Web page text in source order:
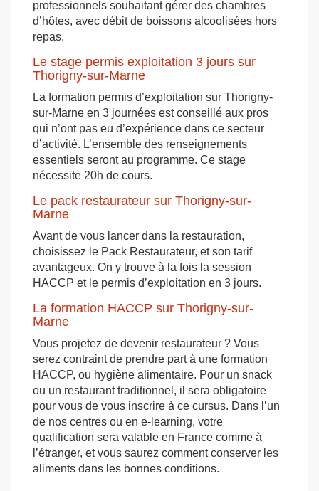
professionnels souhaitant gérer des chambres
d’hôtes, avec débit de boissons alcoolisées hors
repas.
Le stage permis exploitation 3 jours sur
Thorigny-sur-Marne
La formation permis d’exploitation sur Thorigny-
sur-Marne en 3 journées est conseillé aux pros
qui n’ont pas eu d’expérience dans ce secteur
d’activité. L’ensemble des renseignements
essentiels seront au programme. Ce stage
nécessite 20h de cours.
Le pack restaurateur sur Thorigny-sur-
Marne
Avant de vous lancer dans la restauration,
choisissez le Pack Restaurateur, et son tarif
avantageux. On y trouve à la fois la session
HACCP et le permis d’exploitation en 3 jours.
La formation HACCP sur Thorigny-sur-
Marne
Vous projetez de devenir restaurateur ? Vous
serez contraint de prendre part à une formation
HACCP, ou hygiène alimentaire. Pour un snack
ou un restaurant traditionnel, il sera obligatoire
pour vous de vous inscrire à ce cursus. Dans l’un
de nos centres ou en e-learning, votre
qualification sera valable en France comme à
l’étranger, et vous saurez comment conserver les
aliments dans les bonnes conditions.